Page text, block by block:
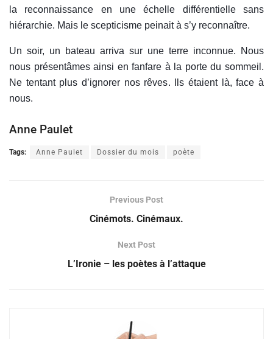
la reconnaissance en une échelle différentielle sans
hiérarchie. Mais le scepticisme peinait à s’y reconnaître.
Un soir, un bateau arriva sur une terre inconnue. Nous
nous présentâmes ainsi en fanfare à la porte du sommeil.
Ne tentant plus d’ignorer nos rêves. Ils étaient là, face à
nous.
Anne Paulet
Tags: Anne Paulet Dossier du mois poète
Previous Post
Cinémots. Cinémaux.
Next Post
L’Ironie – les poètes à l’attaque